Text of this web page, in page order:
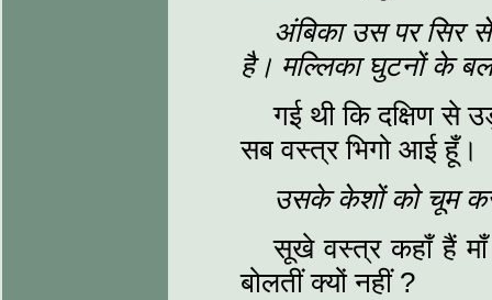
अंबिका उस पर सिर
है। मल्लिका घुटनों के
गई थी कि दक्षिण से
सब वस्त्र भिगो आई हूँ।
उसके केशों को चूम
सूखे वस्त्र कहाँ हैं
बोलतीं क्यों नहीं ?